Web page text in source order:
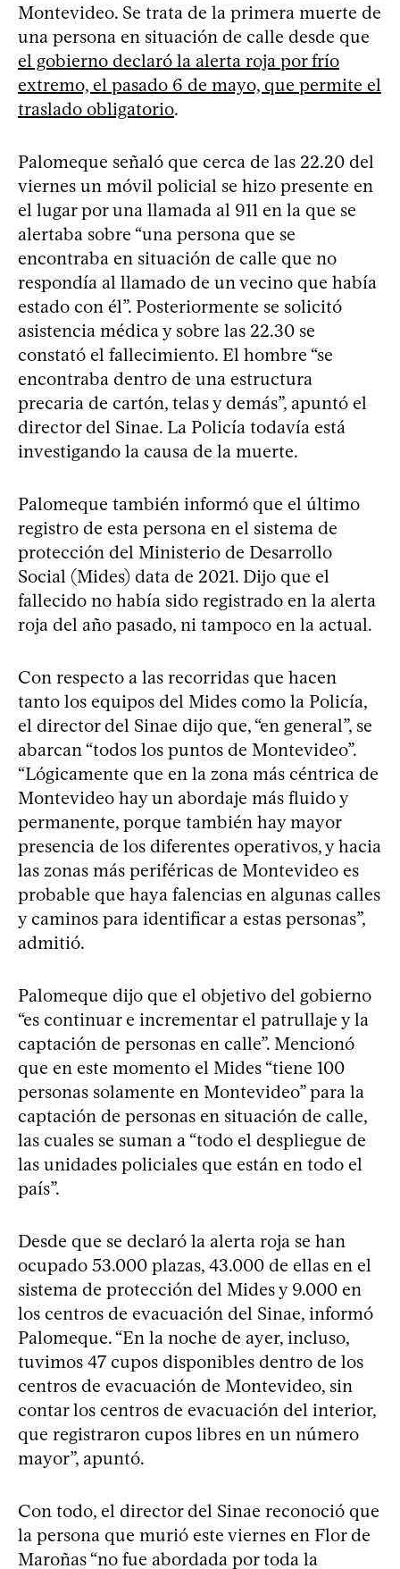
Montevideo. Se trata de la primera muerte de
una persona en situación de calle desde que
el gobierno declaró la alerta roja por frío
extremo, el pasado 6 de mayo, que permite el
traslado obligatorio.
Palomeque señaló que cerca de las 22.20 del
viernes un móvil policial se hizo presente en
el lugar por una llamada al 911 en la que se
alertaba sobre “una persona que se
encontraba en situación de calle que no
respondía al llamado de un vecino que había
estado con él”. Posteriormente se solicitó
asistencia médica y sobre las 22.30 se
constató el fallecimiento. El hombre “se
encontraba dentro de una estructura
precaria de cartón, telas y demás”, apuntó el
director del Sinae. La Policía todavía está
investigando la causa de la muerte.
Palomeque también informó que el último
registro de esta persona en el sistema de
protección del Ministerio de Desarrollo
Social (Mides) data de 2021. Dijo que el
fallecido no había sido registrado en la alerta
roja del año pasado, ni tampoco en la actual.
Con respecto a las recorridas que hacen
tanto los equipos del Mides como la Policía,
el director del Sinae dijo que, “en general”, se
abarcan “todos los puntos de Montevideo”.
“Lógicamente que en la zona más céntrica de
Montevideo hay un abordaje más fluido y
permanente, porque también hay mayor
presencia de los diferentes operativos, y hacia
las zonas más periféricas de Montevideo es
probable que haya falencias en algunas calles
y caminos para identificar a estas personas”,
admitió.
Palomeque dijo que el objetivo del gobierno
“es continuar e incrementar el patrullaje y la
captación de personas en calle”. Mencionó
que en este momento el Mides “tiene 100
personas solamente en Montevideo” para la
captación de personas en situación de calle,
las cuales se suman a “todo el despliegue de
las unidades policiales que están en todo el
país”.
Desde que se declaró la alerta roja se han
ocupado 53.000 plazas, 43.000 de ellas en el
sistema de protección del Mides y 9.000 en
los centros de evacuación del Sinae, informó
Palomeque. “En la noche de ayer, incluso,
tuvimos 47 cupos disponibles dentro de los
centros de evacuación de Montevideo, sin
contar los centros de evacuación del interior,
que registraron cupos libres en un número
mayor”, apuntó.
Con todo, el director del Sinae reconoció que
la persona que murió este viernes en Flor de
Maroñas “no fue abordada por toda la